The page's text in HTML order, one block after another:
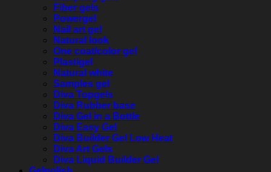
Fiber gels
Powergel
Nail art gel
Natural look
One coat/color gel
Plastigel
Natural white
Samples gel
Diva Topgels
Diva Rubber base
Diva Gel in a Bottle
Diva Easy Gel
Diva Builder Gel Low Heat
Diva Art Gels
Diva Liquid Builder Gel